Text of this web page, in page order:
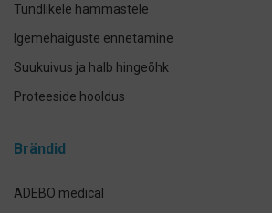
Tundlikele hammastele
Igemehaiguste ennetamine
Suukuivus ja halb hingeõhk
Proteeside hooldus
Implantaadi hooldus
Brändid
ADEBO medical